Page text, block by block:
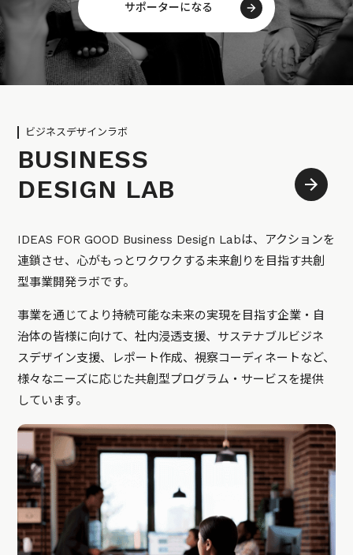
サポーターになる
ビジネスデザインラボ
BUSINESS
DESIGN LAB
IDEAS FOR GOOD Business Design Labは、アクションを
連鎖させ、心がもっとワクワクする未来創りを目指す共創
型事業開発ラボです。
事業を通じてより持続可能な未来の実現を目指す企業・自
治体の皆様に向けて、社内浸透支援、サステナブルビジネ
スデザイン支援、レポート作成、視察コーディネートなど、
様々なニーズに応じた共創型プログラム・サービスを提供
しています。